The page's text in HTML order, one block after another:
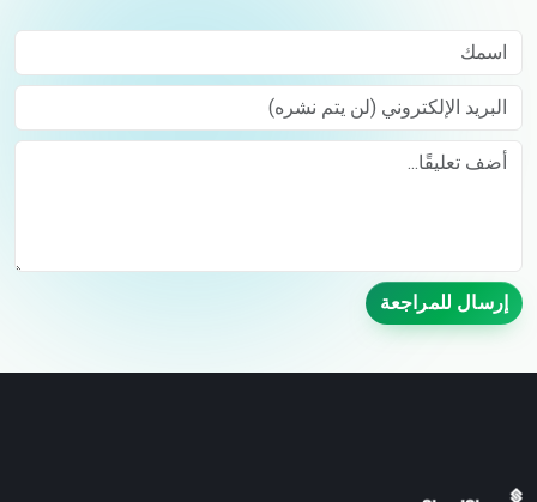
اسمك
البريد الإلكتروني (لن يتم نشره)
إرسال للمراجعة